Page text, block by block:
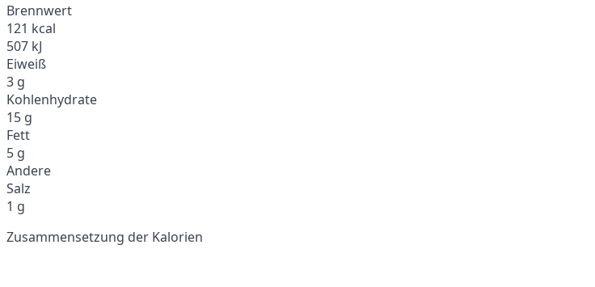
Brennwert
121 kcal
507 kJ
Eiweiß
3 g
Kohlenhydrate
15 g
Fett
5 g
Andere
Salz
1 g
Zusammensetzung der Kalorien